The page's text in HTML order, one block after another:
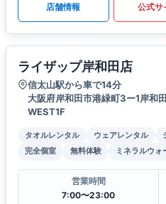
店舗情報 公式サ
ライザップ岸和田店
信太山駅から車で14分
大阪府岸和田市港緑町3ー1岸和
WEST1F
タオルレンタル ウェアレンタル
完全個室
無料体験 ミネラルウォ
営業時間
7:00〜23:00